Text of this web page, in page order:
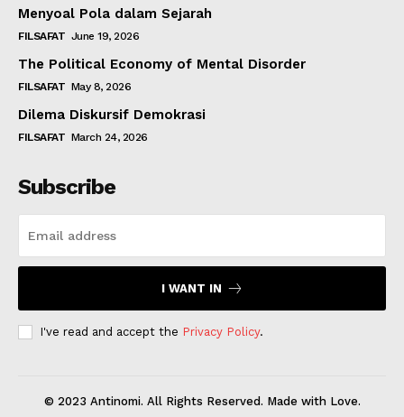
Menyoal Pola dalam Sejarah
FILSAFAT June 19, 2026
The Political Economy of Mental Disorder
FILSAFAT May 8, 2026
Dilema Diskursif Demokrasi
FILSAFAT March 24, 2026
Subscribe
I WANT IN
I've read and accept the Privacy Policy.
© 2023 Antinomi. All Rights Reserved. Made with Love.